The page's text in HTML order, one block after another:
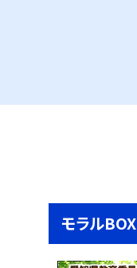
モラルBOX